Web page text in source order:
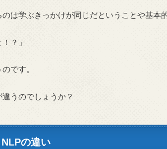
は学ぶきっかけが同じだということや基本
？」
です。
うのでしょうか？
の違い